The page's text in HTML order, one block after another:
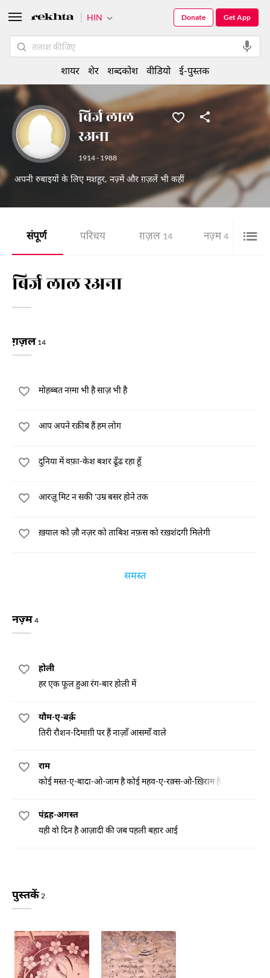
बिर्ज लाल
रअना
1914 - 1988
अपनी रुबाइयों के लिए मशहूर, नज़्में और ग़ज़लें भी कहीं
संपूर्ण परिचय ग़ज़ल 14 नज़्म 4
बिर्ज लाल रअना
ग़ज़ल 14
मोहब्बत नग़्मा भी है साज़ भी है
आप अपने रक़ीब हैं हम लोग
दुनिया में वफ़ा-केश बशर ढूँढ रहा हूँ
आरज़ू मिट न सकी 'उम्र बसर होने तक
ख़याल को ज़ौ नज़र को ताबिश नफ़स को रख़शंदगी मिलेगी
समस्त
नज़्म 4
होली
हर एक फूल हुआ रंग-बार होली में
यौम-ए-बर्क़
तिरी रौशन-दिमाग़ी पर हैं नाज़ाँ आसमाँ वाले
राम
कोई मस्त-ए-बादा-ओ-जाम है कोई महव-ए-रक़्स-ओ-ख़िराम है
पंद्रह-अगस्त
यही वो दिन है आज़ादी की जब पहली बहार आई
पुस्तकें 2
HIN Get App
Donate
शायर शेर शब्दकोश वीडियो ई-पुस्तक